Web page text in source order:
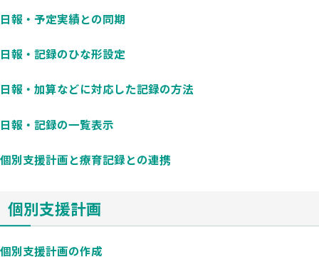
日報・予定実績との同期
日報・記録のひな形設定
日報・加算などに対応した記録の方法
日報・記録の一覧表示
個別支援計画と療育記録との連携
個別支援計画
個別支援計画の作成